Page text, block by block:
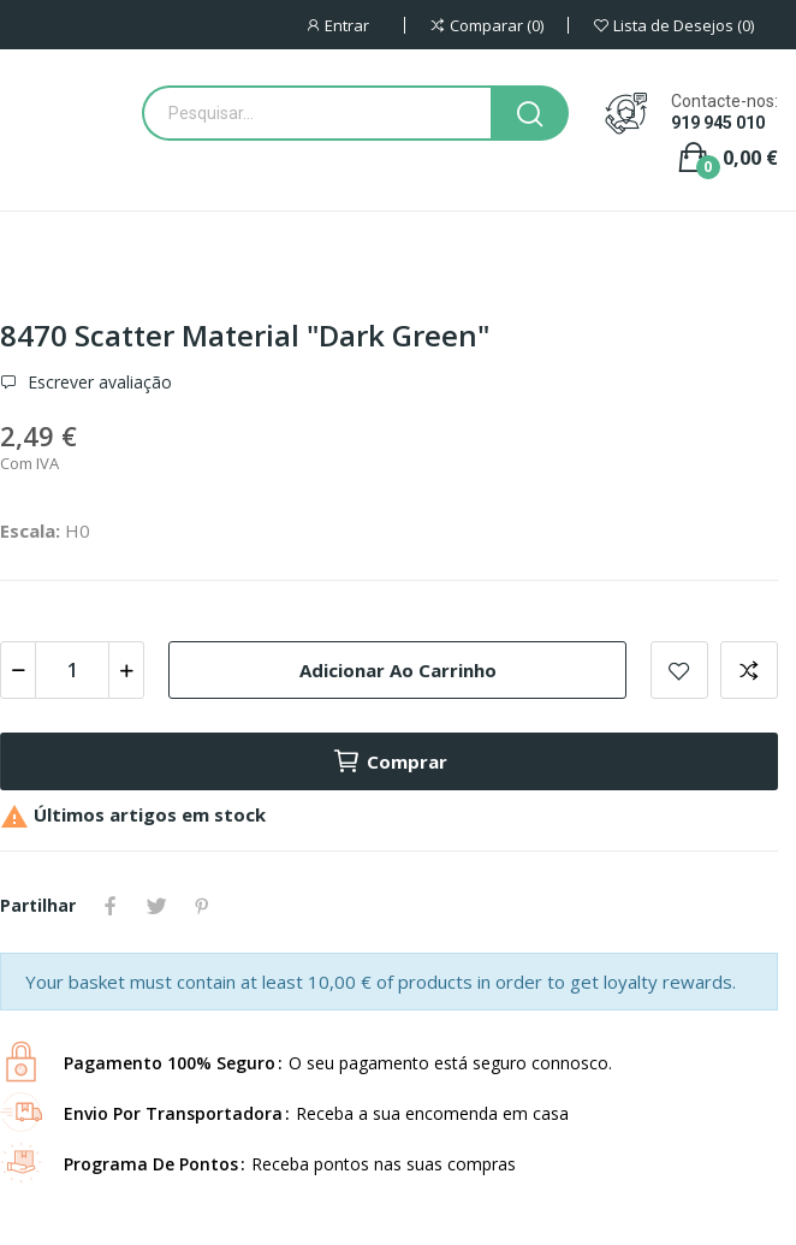
Entrar Comparar 0 Lista de Desejos 0
Contacte-nos:
919 945 010
0,00 €
0
8470 Scatter Material "Dark Green"
Escrever avaliação
2,49 €
Com IVA
Escala: H0
Adicionar Ao Carrinho
Comprar
 Últimos artigos em stock
Partilhar
Your basket must contain at least 10,00 € of products in order to get loyalty rewards.
Pagamento 100% Seguro O seu pagamento está seguro connosco.
Envio Por Transportadora Receba a sua encomenda em casa
Programa De Pontos Receba pontos nas suas compras